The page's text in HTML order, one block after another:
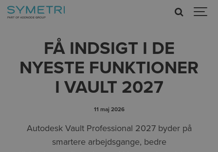
FÅ INDSIGT I DE
NYESTE FUNKTIONER
I VAULT 2027
11 maj 2026
Autodesk Vault Professional 2027 byder på
smartere arbejdsgange, bedre